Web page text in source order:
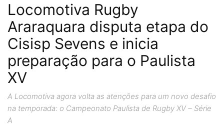
Locomotiva Rugby
Araraquara disputa etapa do
Cisisp Sevens e inicia
preparação para o Paulista
XV
A Locomotiva agora volta as atenções para um novo desafio
na temporada: o Campeonato Paulista de Rugby XV – Série
A